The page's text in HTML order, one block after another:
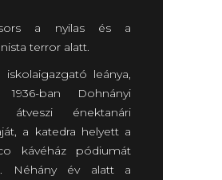
a nyilas és a
terror alatt.
leánya,
1936-ban Dohnányi
átveszi énektanári
a katedra helyett a
kávéház pódiumát
Néhány év alatt a